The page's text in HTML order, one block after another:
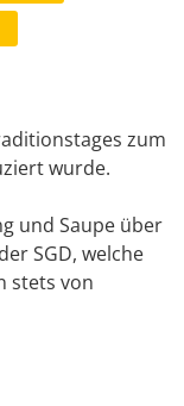
zum
wurde.
und Saupe über
SGD, welche
stets von